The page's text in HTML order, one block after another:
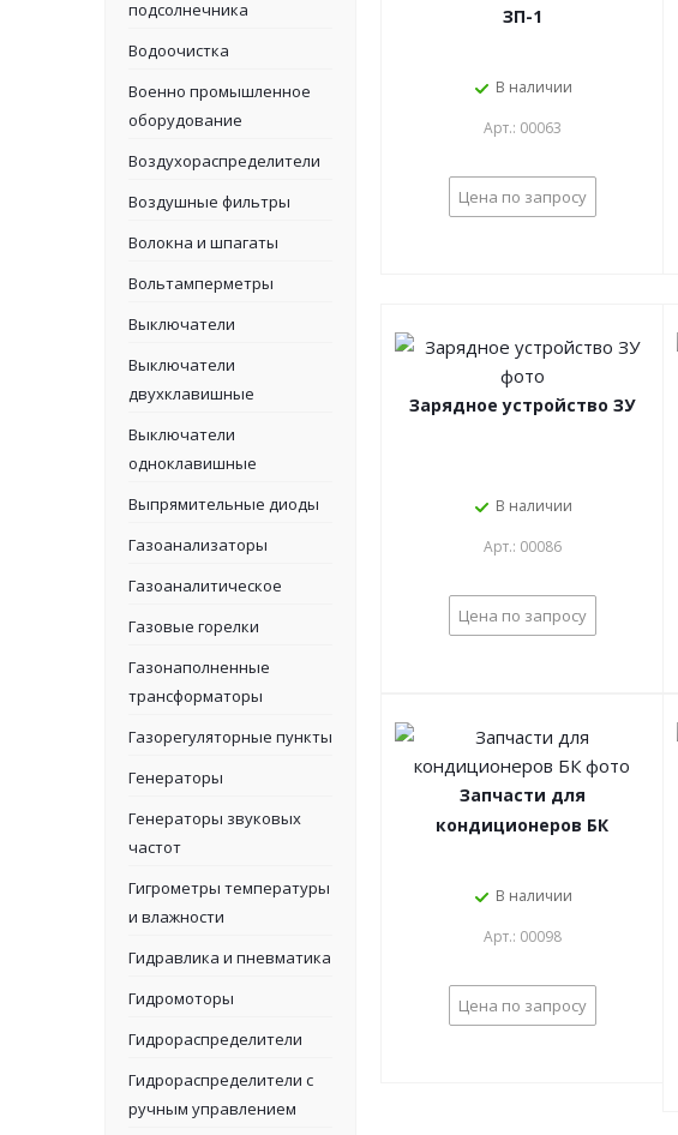
подсолнечника
Водоочистка
Военно промышленное
оборудование
Воздухораспределители
Воздушные фильтры
Волокна и шпагаты
Вольтамперметры
Выключатели
Выключатели
двухклавишные
Выключатели
одноклавишные
Выпрямительные диоды
Газоанализаторы
Газоаналитическое
Газовые горелки
Газонаполненные
трансформаторы
Газорегуляторные пункты
Генераторы
Генераторы звуковых
частот
Гигрометры температуры
и влажности
Гидравлика и пневматика
Гидромоторы
Гидрораспределители
Гидрораспределители с
ручным управлением
ЗП-1
В наличии
Арт.: 00063
Цена по запросу
Зарядное устройство ЗУ
В наличии
Арт.: 00086
Цена по запросу
Запчасти для
кондиционеров БК
В наличии
Арт.: 00098
Цена по запросу